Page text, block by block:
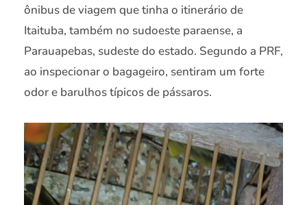
ônibus de viagem que tinha o itinerário de
Itaituba, também no sudoeste paraense, a
Parauapebas, sudeste do estado. Segundo a PRF,
ao inspecionar o bagageiro, sentiram um forte
odor e barulhos típicos de pássaros.